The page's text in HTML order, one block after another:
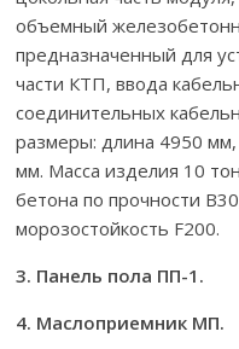
объемный
предназначенный для
части КТП, ввода
соединительных
размеры: длина 4950
мм. Масса изделия 10
бетона по прочности
морозостойкость F200.
3. Панель пола ПП-1.
4. Маслоприемник МП.